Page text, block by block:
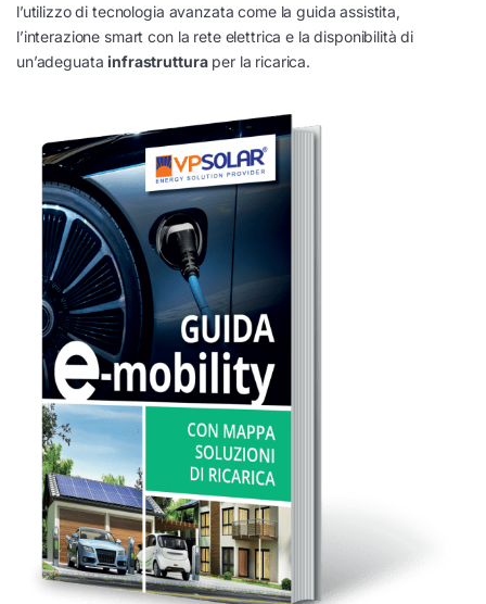
l’utilizzo di tecnologia avanzata come la guida assistita,
l’interazione smart con la rete elettrica e la disponibilità di
un’adeguatainfrastrutturaper la ricarica.